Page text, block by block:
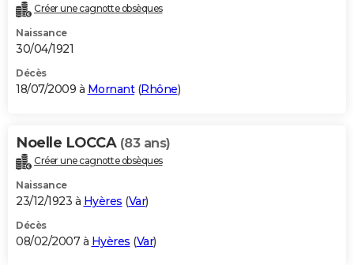
Créer une cagnotte obsèques
Naissance
30/04/1921
Décès
18/07/2009 à Mornant(Rhône)
Noelle LOCCA (83 ans)
Créer une cagnotte obsèques
Naissance
23/12/1923 à Hyères (Var)
Décès
08/02/2007 à Hyères (Var)